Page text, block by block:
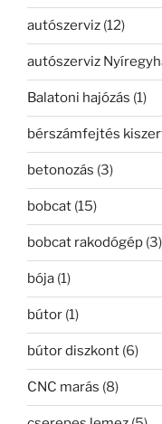
autószerviz (12)
autószerviz
Balatoni hajózás (1)
bérszámfejtés
betonozás (3)
bobcat (15)
bobcat rakodógép (3)
bója (1)
bútor (1)
bútor diszkont (6)
CNC marás (8)